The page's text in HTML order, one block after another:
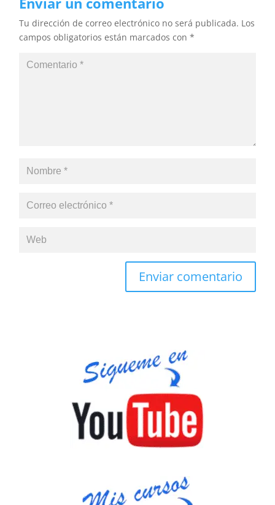
Tu dirección de correo electrónico no será publicada. Los
campos obligatorios están marcados con*
Enviar comentario